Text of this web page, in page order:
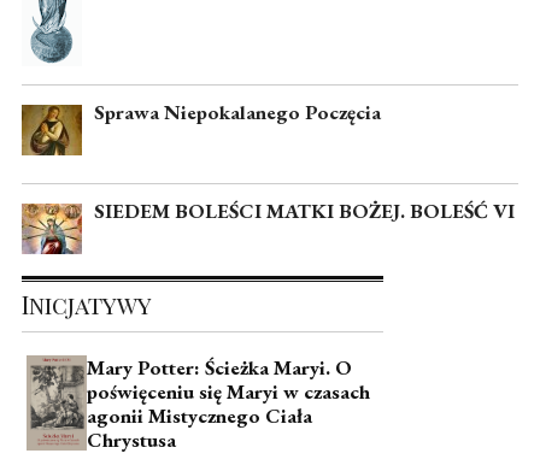
Sprawa Niepokalanego Poczęcia
SIEDEM BOLEŚCI MATKI BOŻEJ. BOLEŚĆ VI
Inicjatywy
Mary Potter: Ścieżka Maryi. O
poświęceniu się Maryi w czasach
agonii Mistycznego Ciała
Chrystusa